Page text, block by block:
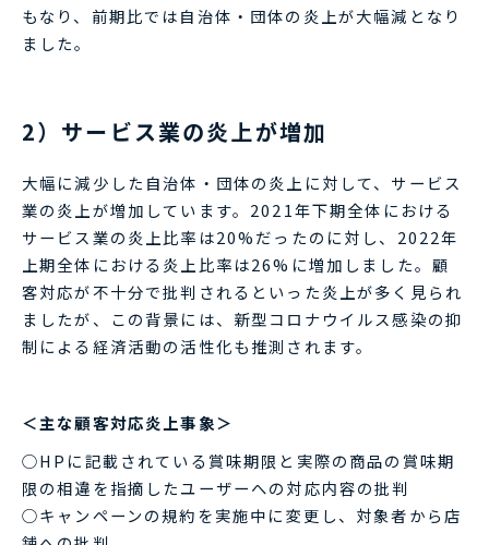
もなり、前期比では自治体・団体の炎上が大幅減となり
ました。
2）サービス業の炎上が増加
大幅に減少した自治体・団体の炎上に対して、サービス
業の炎上が増加しています。2021年下期全体における
サービス業の炎上比率は20%だったのに対し、2022年
上期全体における炎上比率は26%に増加しました。顧
客対応が不十分で批判されるといった炎上が多く見られ
ましたが、この背景には、新型コロナウイルス感染の抑
制による経済活動の活性化も推測されます。
＜主な顧客対応炎上事象＞
○HPに記載されている賞味期限と実際の商品の賞味期
限の相違を指摘したユーザーへの対応内容の批判
○キャンペーンの規約を実施中に変更し、対象者から店